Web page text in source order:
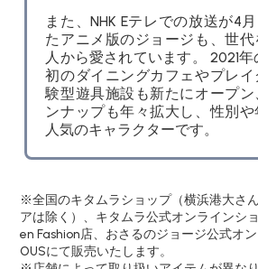
また、NHK Eテレでの放送が4
たアニメ版のジョージも、世
人から愛されています。 2021
初のダイニングカフェやプレ
験型遊具施設も新たにオープン
ンナップも年々拡大し、性別
人気のキャラクターです。
※全国のキタムラショップ（横浜港大さ
アは除く）、キタムラ公式オンラインシ
en Fashion店、おさるのジョージ公式オ
OUSにて販売いたします。